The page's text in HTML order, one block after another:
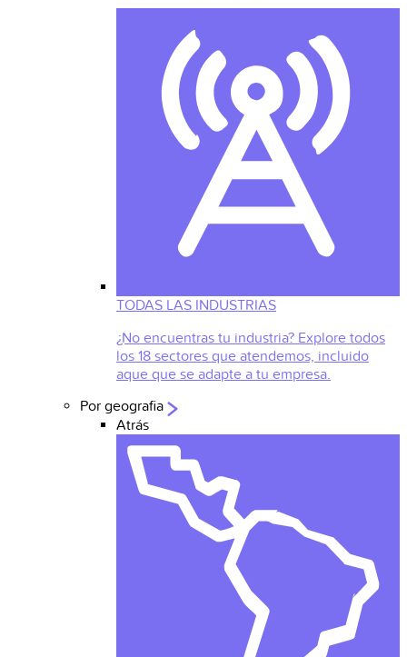
TODAS LAS INDUSTRIAS
¿No encuentras tu industria? Explore todos
los 18 sectores que atendemos, incluido
aque que se adapte a tu empresa.
Por geografia
Atrás